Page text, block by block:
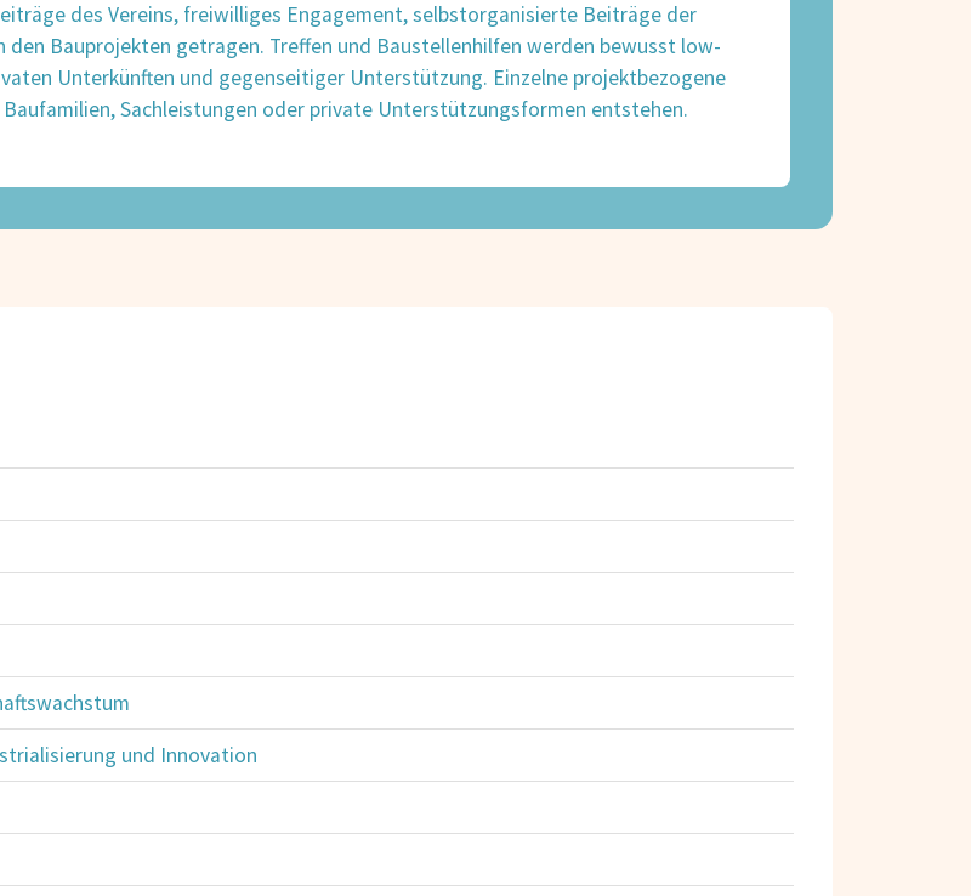
des Vereins, freiwilliges Engagement, selbstorganisierte Beiträge der
Bauprojekten getragen. Treffen und Baustellenhilfen werden bewusst low-
Unterkünften und gegenseitiger Unterstützung. Einzelne projektbezogene
Sachleistungen oder private Unterstützungsformen entstehen.
und Innovation